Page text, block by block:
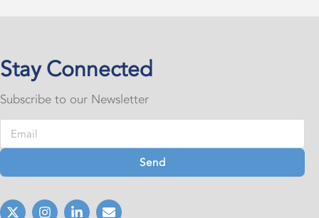
Stay Connected
Subscribe to our Newsletter
Send